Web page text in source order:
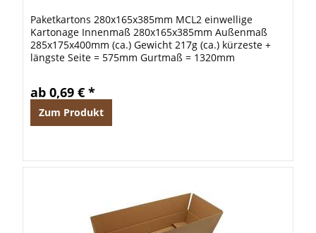
Paketkartons 280x165x385mm MCL2 einwellige
Kartonage Innenmaß 280x165x385mm Außenmaß
285x175x400mm (ca.) Gewicht 217g (ca.) kürzeste +
längste Seite = 575mm Gurtmaß = 1320mm
ab 0,69 € *
Zum Produkt